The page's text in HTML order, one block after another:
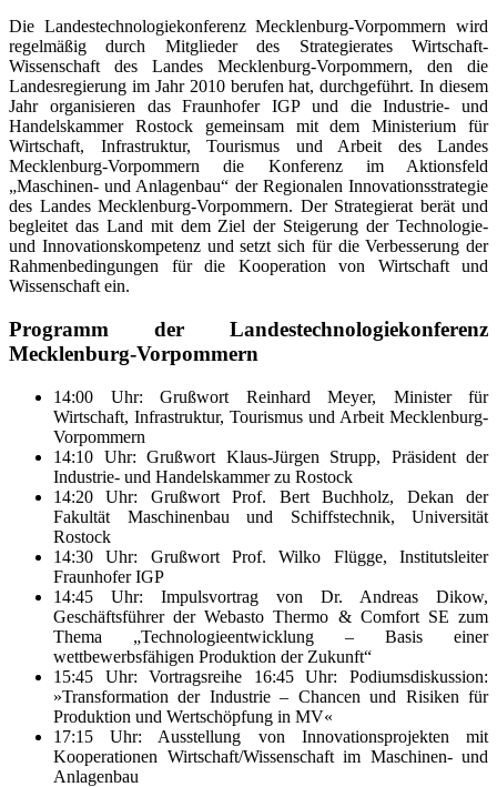
Die Landestechnologiekonferenz Mecklenburg-Vorpommern wird
regelmäßig durch Mitglieder des Strategierates Wirtschaft-
Wissenschaft des Landes Mecklenburg-Vorpommern, den die
Landesregierung im Jahr 2010 berufen hat, durchgeführt. In diesem
Jahr organisieren das Fraunhofer IGP und die Industrie- und
Handelskammer Rostock gemeinsam mit dem Ministerium für
Wirtschaft, Infrastruktur, Tourismus und Arbeit des Landes
Mecklenburg-Vorpommern die Konferenz im Aktionsfeld
„Maschinen- und Anlagenbau“ der Regionalen Innovationsstrategie
des Landes Mecklenburg-Vorpommern. Der Strategierat berät und
begleitet das Land mit dem Ziel der Steigerung der Technologie-
und Innovationskompetenz und setzt sich für die Verbesserung der
Rahmenbedingungen für die Kooperation von Wirtschaft und
Wissenschaft ein.
Programm der Landestechnologiekonferenz
Mecklenburg-Vorpommern
14:00 Uhr: Grußwort Reinhard Meyer, Minister für
Wirtschaft, Infrastruktur, Tourismus und Arbeit Mecklenburg-
Vorpommern
14:10 Uhr: Grußwort Klaus-Jürgen Strupp, Präsident der
Industrie- und Handelskammer zu Rostock
14:20 Uhr: Grußwort Prof. Bert Buchholz, Dekan der
Fakultät Maschinenbau und Schiffstechnik, Universität
Rostock
14:30 Uhr: Grußwort Prof. Wilko Flügge, Institutsleiter
Fraunhofer IGP
14:45 Uhr: Impulsvortrag von Dr. Andreas Dikow,
Geschäftsführer der Webasto Thermo & Comfort SE zum
Thema „Technologieentwicklung – Basis einer
wettbewerbsfähigen Produktion der Zukunft“
15:45 Uhr: Vortragsreihe 16:45 Uhr: Podiumsdiskussion:
»Transformation der Industrie – Chancen und Risiken für
Produktion und Wertschöpfung in MV«
17:15 Uhr: Ausstellung von Innovationsprojekten mit
Kooperationen Wirtschaft/Wissenschaft im Maschinen- und
Anlagenbau